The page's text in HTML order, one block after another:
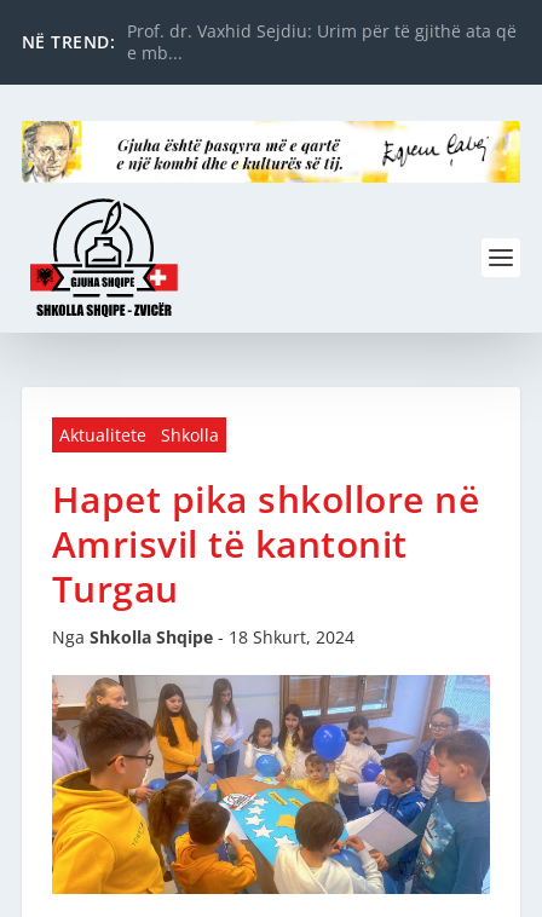
NË TREND:
Prof. dr. Vaxhid Sejdiu: Urim për të gjithë ata që
e mb...
Aktualitete Shkolla
Hapet pika shkollore në
Amrisvil të kantonit
Turgau
Nga Shkolla Shqipe- 18 Shkurt, 2024